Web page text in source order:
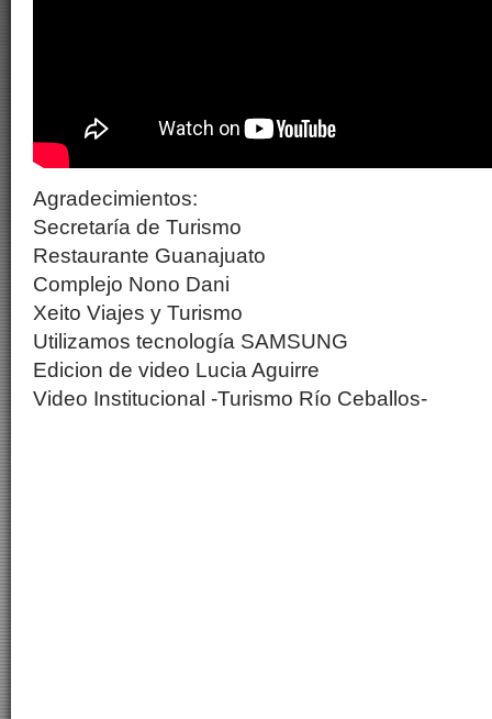
Agradecimientos:
Secretaría de Turismo
Restaurante Guanajuato
Complejo Nono Dani
Xeito Viajes y Turismo
Utilizamos tecnología SAMSUNG
Edicion de video Lucia Aguirre
Video Institucional -Turismo Río Ceballos-